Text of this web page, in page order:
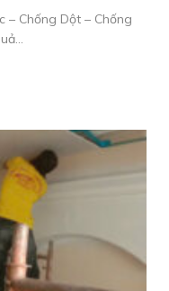
– Chống Dột – Chống